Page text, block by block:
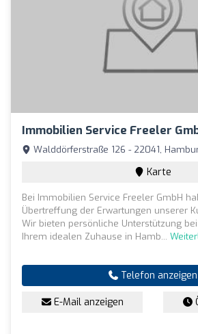
Immobilien Service Freeler
Walddörferstraße 126 - 22041,
Karte
Bei Immobilien Service Freeler GmbH
Übertreffung der Erwartungen unserer
Wir bieten persönliche Unterstützung
Ihrem idealen Zuhause in Hamb...
Telefon anzeigen
E-Mail anzeigen